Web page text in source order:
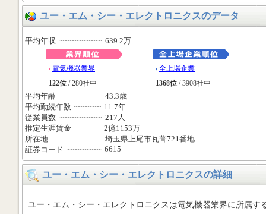
ユー・エム・シー・エレクトロニクスのデータ
平均年収 639.2万
電気機器業界
122位 / 280社中
全上場企業
1368位 / 3908社中
平均年齢
43.3歳
平均勤続年数
11.7年
従業員数
217人
推定生涯賃金
2億1153万
所在地
埼玉県上尾市瓦葺721番地
証券コード
6615
ユー・エム・シー・エレクトロニクスの詳細
ユー・エム・シー・エレクトロニクスは電気機器業界に所属す